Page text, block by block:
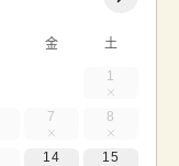
金 土
1
7 8
14 15